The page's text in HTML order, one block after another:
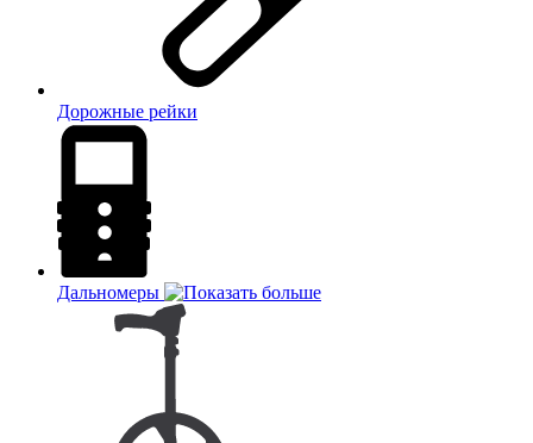
Дорожные рейки
Дальномеры